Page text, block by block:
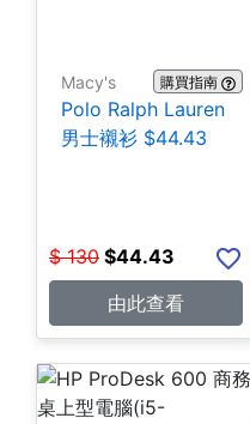
Macy's 購買指南
Polo Ralph Lauren
男士襯衫 $44.43
$ 130 $44.43
由此查看